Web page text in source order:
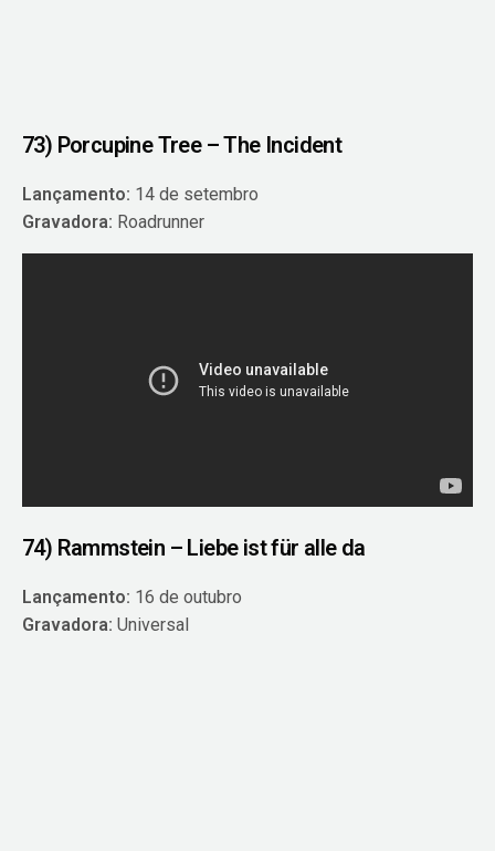
73) Porcupine Tree – The Incident
Lançamento: 14 de setembro
Gravadora: Roadrunner
74) Rammstein – Liebe ist für alle da
Lançamento: 16 de outubro
Gravadora: Universal